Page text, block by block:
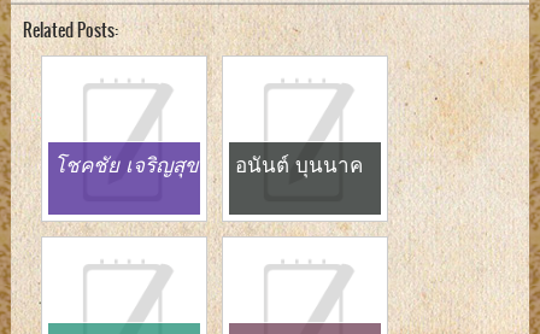
Related Posts:
โชคชัย เจริญสุข อนันต์ บุนนาค